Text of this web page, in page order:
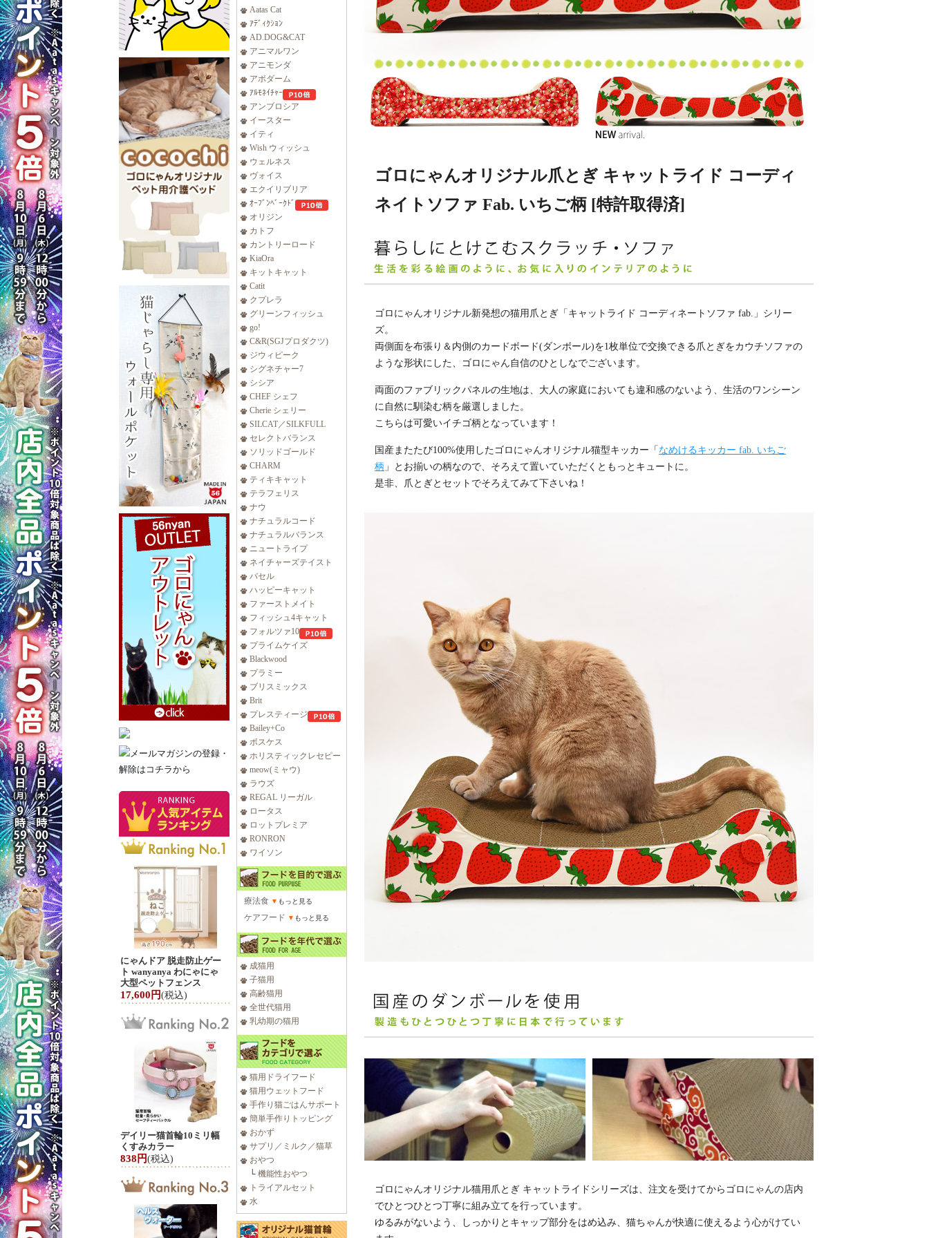
にゃんドア 脱走防止ゲー
ト wanyanya わにゃにゃ
大型ペットフェンス
17,600円(税込)
デイリー猫首輪10ミリ幅
くすみカラー
838円(税込)
Aatas Cat
ｱﾃﾞｨｸｼｮﾝ
AD.DOG&CAT
アニマルワン
アニモンダ
アボダーム
ｱﾙﾓﾈｲﾁｬｰ
アンブロシア
イースター
イティ
Wish ウィッシュ
ウェルネス
ヴォイス
エクイリブリア
ｵｰﾌﾞﾝﾍﾞｰｸﾄﾞ
オリジン
カトフ
カントリーロード
KiaOra
キットキャット
Catit
クプレラ
グリーンフィッシュ
go!
C&R(SGJプロダクツ)
ジウィピーク
シグネチャー7
シシア
CHEF シェフ
Cherie シェリー
SILCAT／SILKFULL
セレクトバランス
ソリッドゴールド
CHARM
ティキキャット
テラフェリス
ナウ
ナチュラルコード
ナチュラルバランス
ニュートライプ
ネイチャーズテイスト
バセル
ハッピーキャット
ファーストメイト
フィッシュ4キャット
フォルツァ10
プライムケイズ
Blackwood
プラミー
ブリスミックス
Brit
プレスティージ
Bailey+Co
ボスケス
ホリスティックレセピー
meow(ミャウ)
ラウズ
REGAL リーガル
ロータス
ロットプレミア
RONRON
ワイソン
療法食 ▼ もっと見る
ケアフード ▼ もっと見る
成猫用
子猫用
高齢猫用
全世代猫用
乳幼期の猫用
猫用ドライフード
猫用ウェットフード
手作り猫ごはんサポート
簡単手作りトッピング
おかず
サプリ／ミルク／猫草
おやつ
└ 機能性おやつ
トライアルセット
水
ゴロにゃんオリジナル爪とぎ キャットライド コーディ
ネイトソファ Fab. いちご柄 [特許取得済]
ゴロにゃんオリジナル新発想の猫用爪とぎ「キャットライド コーディネートソファ fab.」シリー
ズ。
両側面を布張り＆内側のカードボード(ダンボール)を1枚単位で交換できる爪とぎをカウチソファの
ような形状にした、ゴロにゃん自信のひとしなでございます。
両面のファブリックパネルの生地は、大人の家庭においても違和感のないよう、生活のワンシーン
に自然に馴染む柄を厳選しました。
こちらは可愛いイチゴ柄となっています！
国産またたび100%使用したゴロにゃんオリジナル猫型キッカー「 なめけるキッカー fab. いちご
柄 」とお揃いの柄なので、そろえて置いていただくともっとキュートに。
是非、爪とぎとセットでそろえてみて下さいね！
ゴロにゃんオリジナル猫用爪とぎ キャットライドシリーズは、注文を受けてからゴロにゃんの店内
でひとつひとつ丁寧に組み立てを行っています。
ゆるみがないよう、しっかりとキャップ部分をはめ込み、猫ちゃんが快適に使えるよう心がけてい